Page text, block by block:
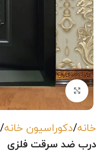
بزرگنمایی تصویر
خانه دکوراسیون خانه
درب ضد سرقت فلزی